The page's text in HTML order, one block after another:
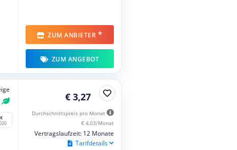
ZUM ANBIETER *
ZUM ANGEBOT
€ 3,27
Durchschnittspreis pro Monat
€ 4,03/Monat
Vertragslaufzeit: 12 Monate
Tarifdetails